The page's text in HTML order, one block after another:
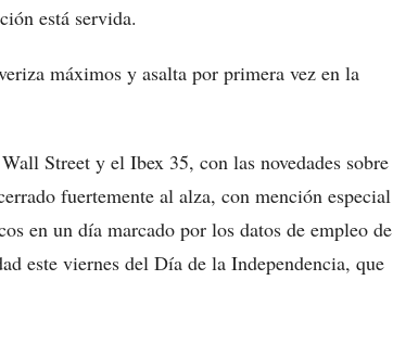
está servida.
máximos y asalta por primera vez en la
Street y el Ibex 35, con las novedades sobre
fuertemente al alza, con mención especial
en un día marcado por los datos de empleo de
este viernes del Día de la Independencia, que